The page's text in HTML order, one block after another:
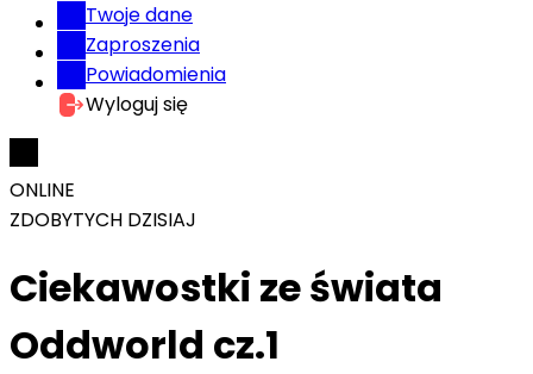
Twoje dane
Zaproszenia
Powiadomienia
Wyloguj się
ONLINE
ZDOBYTYCH DZISIAJ
Ciekawostki ze świata
Oddworld cz.1